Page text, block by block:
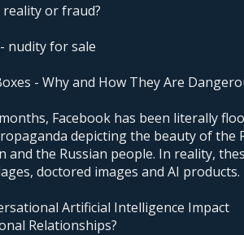
reality or fraud?
nudity for sale
- Why and How They Are
Facebook has been literally
depicting the beauty of the
and the Russian people. In reality,
doctored images and AI products.
Artificial Intelligence Impact
Relationships?